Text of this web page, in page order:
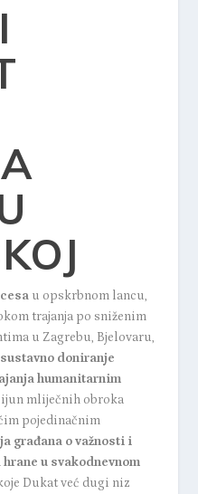
u opskrbnom lancu,
trajanja po sniženim
u Zagrebu, Bjelovaru,
sustavno doniranje
humanitarnim
mliječnih obroka
pojedinačnim
građana o važnosti i
u svakodnevnom
Dukat već dugi niz